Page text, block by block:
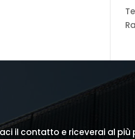
il contatto e riceverai al più